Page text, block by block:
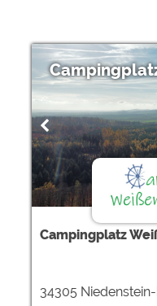
Campingplatz
34305